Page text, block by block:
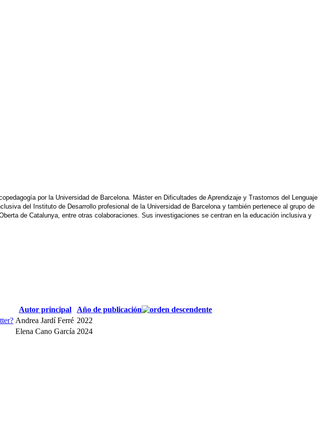
por la Universidad de Barcelona. Máster en Dificultades de Aprendizaje y Trastornos del Lenguaje
del Instituto de Desarrollo profesional de la Universidad de Barcelona y también pertenece al grupo de
de Catalunya, entre otras colaboraciones. Sus investigaciones se centran en la educación inclusiva y
Autor principal
Año de publicación
Andrea Jardí Ferré 2022
Elena Cano García 2024